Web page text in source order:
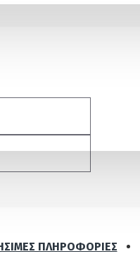
ΠΛΗΡΟΦΟΡΊΕΣ